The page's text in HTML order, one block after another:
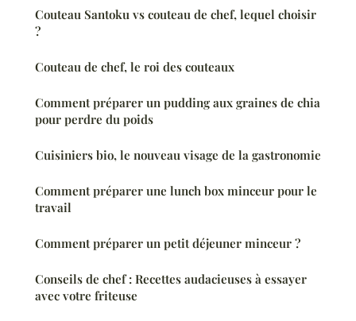
Couteau Santoku vs couteau de chef, lequel choisir
?
Couteau de chef, le roi des couteaux
Comment préparer un pudding aux graines de chia
pour perdre du poids
Cuisiniers bio, le nouveau visage de la gastronomie
Comment préparer une lunch box minceur pour le
travail
Comment préparer un petit déjeuner minceur ?
Conseils de chef : Recettes audacieuses à essayer
avec votre friteuse